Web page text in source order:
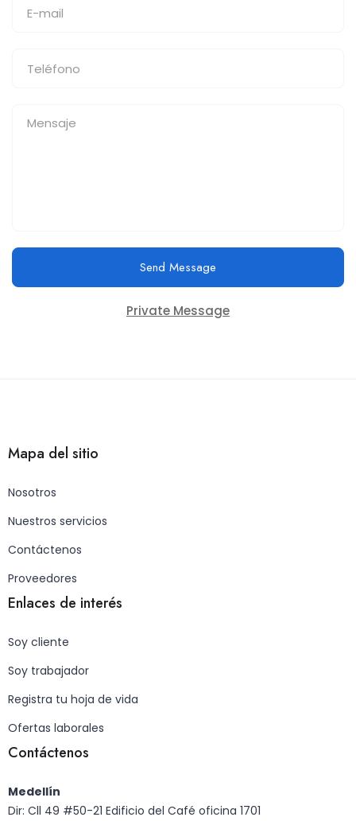
Send Message
Private Message
Mapa del sitio
Nosotros
Nuestros servicios
Contáctenos
Proveedores
Enlaces de interés
Soy cliente
Soy trabajador
Registra tu hoja de vida
Ofertas laborales
Contáctenos
Medellín
Dir: Cll 49 #50-21 Edificio del Café oficina 1701